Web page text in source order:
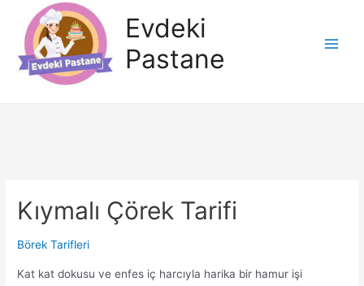
Evdeki
Pastane
Kıymalı Çörek Tarifi
Börek Tarifleri
Kat kat dokusu ve enfes iç harcıyla harika bir hamur işi